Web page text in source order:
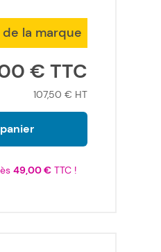
la marque
€
107,50 €
49,00 €TTC !